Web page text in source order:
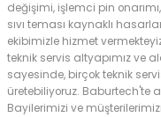
değişimi, işlemci pin
sıvı teması kaynaklı
ekibimizle hizmet
teknik servis altyapımız ve
sayesinde, birçok teknik
üretebiliyoruz. Baburtech'te
Bayilerimizi ve